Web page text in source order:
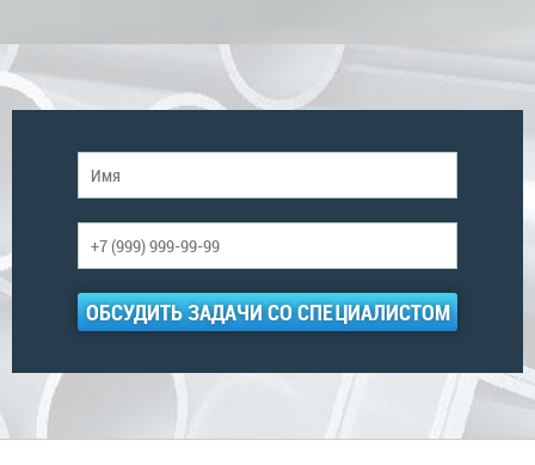
ОБСУДИТЬ ЗАДАЧИ СО СПЕЦИАЛИСТОМ